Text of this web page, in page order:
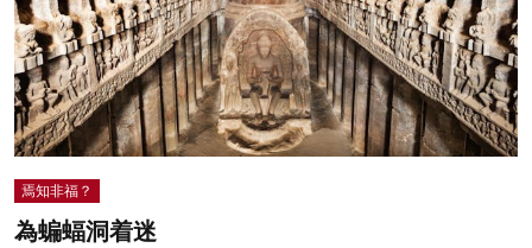
焉知非福？
為蝙蝠洞着迷